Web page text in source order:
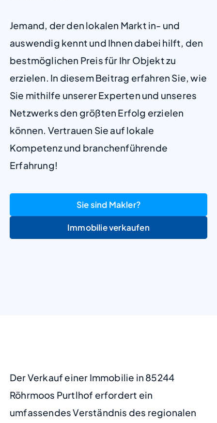
Jemand, der den lokalen Markt in- und
auswendig kennt und Ihnen dabei hilft, den
bestmöglichen Preis für Ihr Objekt zu
erzielen. In diesem Beitrag erfahren Sie, wie
Sie mithilfe unserer Experten und unseres
Netzwerks den größten Erfolg erzielen
können. Vertrauen Sie auf lokale
Kompetenz und branchenführende
Erfahrung!
Sie sind Makler?
Immobilie verkaufen
Der Verkauf einer Immobilie in 85244
Röhrmoos Purtlhof erfordert ein
umfassendes Verständnis des regionalen